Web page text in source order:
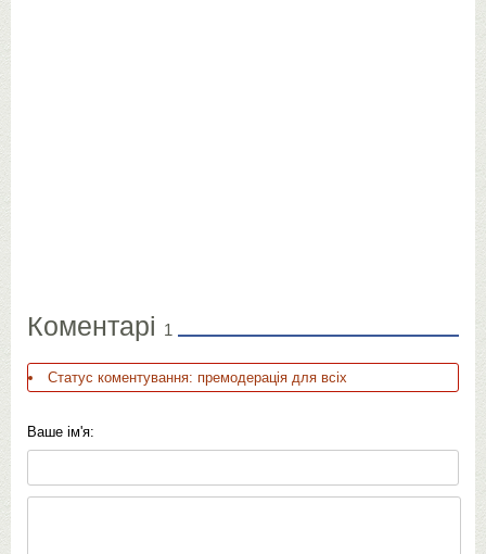
Коментарі 1
Статус коментування: премодерація для всіх
Ваше ім'я: